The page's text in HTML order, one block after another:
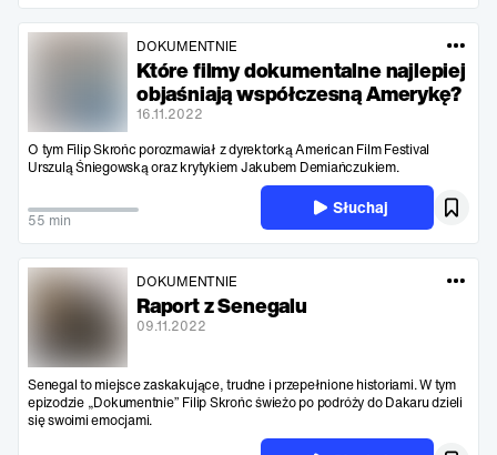
DOKUMENTNIE
Które filmy dokumentalne najlepiej
objaśniają współczesną Amerykę?
16.11.2022
O tym Filip Skrońc porozmawiał z dyrektorką American Film Festival
Urszulą Śniegowską oraz krytykiem Jakubem Demiańczukiem.
55 min
Słuchaj
DOKUMENTNIE
Raport z Senegalu
09.11.2022
Senegal to miejsce zaskakujące, trudne i przepełnione historiami. W tym
epizodzie „Dokumentnie” Filip Skrońc świeżo po podróży do Dakaru dzieli
się swoimi emocjami.